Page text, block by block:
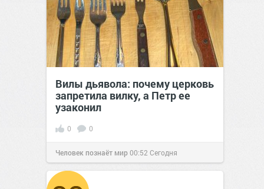
Вилы дьявола: почему церковь
запретила вилку, а Петр ее
узаконил
0 0
Человек познаёт мир00:52 Сегодня